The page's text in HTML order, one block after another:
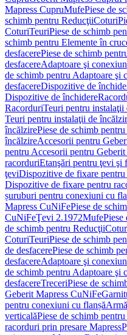
Mapress CupruMufePiese de
schimb pentru ReducţiiCoturi
CoturiTeuriPiese de schimb
schimb pentru Elemente în
desfacerePiese de schimb
desfacereAdaptoare şi
de schimb pentru Adaptoare şi
desfacereDispozitive de
Dispozitive de închidere
RacorduriTeuri pentru instalaţii
Teuri pentru instalaţii de
încălzirePiese de schimb
încălzireAccesorii pentru
pentru Accesorii pentru
racorduriEtanşări pentru ţevi şi
ţeviDispozitive de fixare pentru
Dispozitive de fixare pentru
șuruburi pentru conexiuni cu
Mapress CuNiFePiese de
CuNiFeŢevi 2.1972MufePiese
de schimb pentru Reducţii
CoturiTeuriPiese de schimb
de desfacerePiese de schimb
desfacereAdaptoare şi
de schimb pentru Adaptoare şi
desfacereTreceriPiese de
Geberit Mapress CuNiFe
pentru conexiuni cu flanșă
verticalăPiese de schimb
racorduri prin presare Mapress